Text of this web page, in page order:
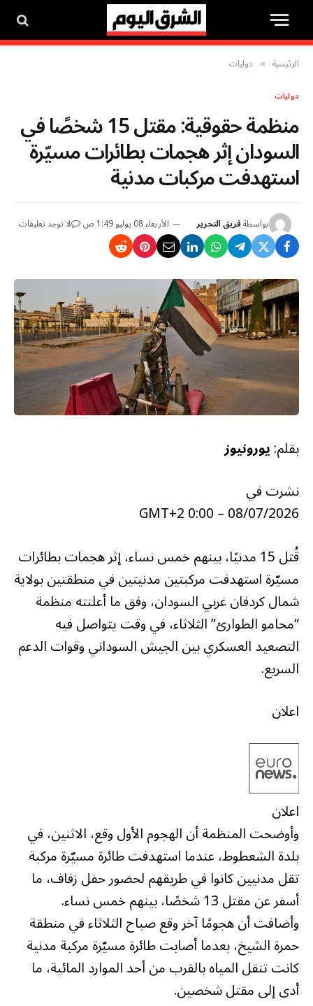
الرئيسية » دوليات
دوليات
منظمة حقوقية: مقتل 15 شخصًا في
السودان إثر هجمات بطائرات مسيّرة
استهدفت مركبات مدنية
بواسطةفريق التحرير الأربعاء 08 يوليو 1:49 ص لا توجد تعليقات
بقلم:يورونيوز
نشرت في
08/07/2026 – 0:00 GMT+2
قُتل 15 مدنيًا، بينهم خمس نساء، إثر هجمات بطائرات
مسيّرة استهدفت مركبتين مدنيتين في منطقتين بولاية
شمال كردفان غربي السودان، وفق ما أعلنته منظمة
“محامو الطوارئ” الثلاثاء، في وقت يتواصل فيه
التصعيد العسكري بين الجيش السوداني وقوات الدعم
السريع.
اعلان
اعلان
وأوضحت المنظمة أن الهجوم الأول وقع، الاثنين، في
بلدة الشعطوط، عندما استهدفت طائرة مسيّرة مركبة
تقل مدنيين كانوا في طريقهم لحضور حفل زفاف، ما
أسفر عن مقتل 13 شخصًا، بينهم خمس نساء.
وأضافت أن هجومًا آخر وقع صباح الثلاثاء في منطقة
حمرة الشيخ، بعدما أصابت طائرة مسيّرة مركبة مدنية
كانت تنقل المياه بالقرب من أحد الموارد المائية، ما
أدى إلى مقتل شخصين.